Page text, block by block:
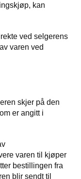
kan
ved selgerens
varen ved
skjer på den
er angitt i
varen til kjøper
bestillingen fra
blir sendt til